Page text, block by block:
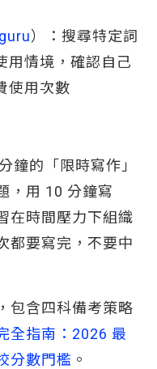
）：搜尋特定詞
用情境，確認自己
使用次數
鐘的「限時寫作」
，用 10 分鐘寫
在時間壓力下組織
都要寫完，不要中
包含四科備考策略
全指南：2026 最
分數門檻 。